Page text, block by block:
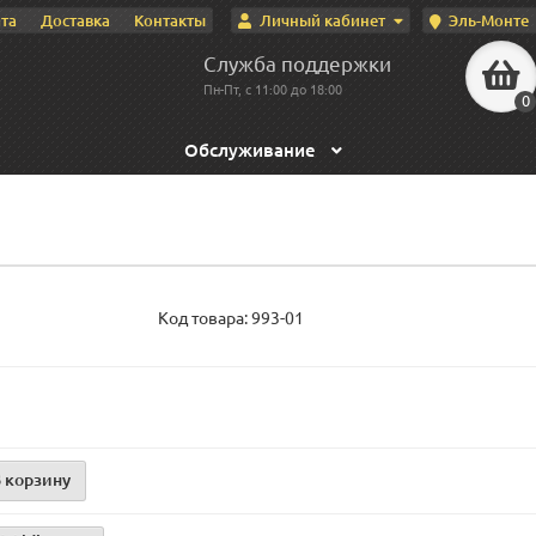
Эль-Монте
Личный кабинет
Доставка Контакты
Служба поддержки
Пн-Пт, с 11:00 до 18:00
0
Обслуживание
Код товара:993-01
корзину